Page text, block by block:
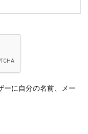
ーに自分の名前、メー